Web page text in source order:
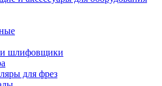
шлифовщики
для фрез